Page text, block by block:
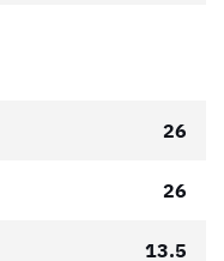
26
26
13.5